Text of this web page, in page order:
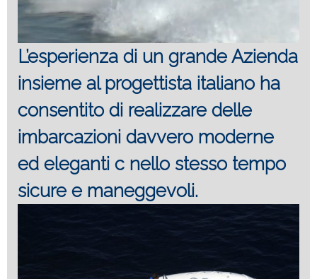
L’esperienza di un grande Azienda
insieme al progettista italiano ha
consentito di realizzare delle
imbarcazioni davvero moderne
ed eleganti c nello stesso tempo
sicure e maneggevoli.